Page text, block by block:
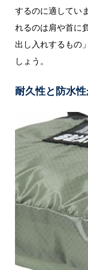
するのに適してい
れるのは肩や首に
出し入れするもの
しょう。
耐久性と防水